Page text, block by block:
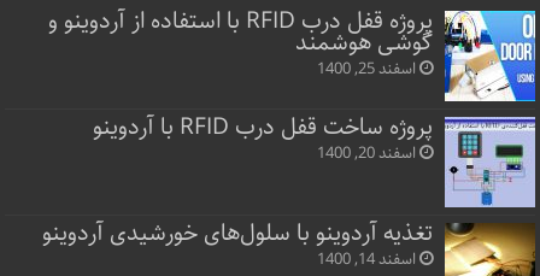
پروژه قفل‌ درب RFID با استفاده از آردوینو و
گوشی هوشمند
اسفند 25, 1400
پروژه ساخت قفل‌ درب RFID با آردوینو
اسفند 20, 1400
تغذیه آردوینو با سلول‌های خورشیدی آردوینو
اسفند 14, 1400